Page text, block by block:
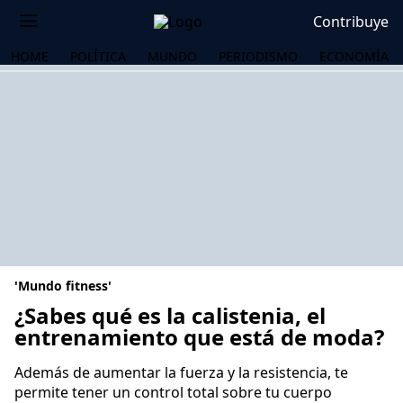
Contribuye
HOME POLÍTICA MUNDO PERIODISMO ECONOMÍA
'Mundo fitness'
¿Sabes qué es la calistenia, el
entrenamiento que está de moda?
Además de aumentar la fuerza y la resistencia, te
permite tener un control total sobre tu cuerpo